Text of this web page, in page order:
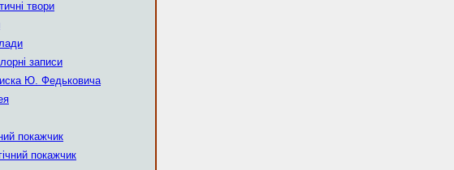
твори
записи
Ю. Федьковича
покажчик
покажчик